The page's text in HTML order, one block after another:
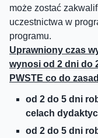
może zostać
uczestnictwa w
programu.
Uprawniony czas
wynosi od 2 dni do
PWSTE co do
od 2 do 5 dni
celach
od 2 do 5 dni